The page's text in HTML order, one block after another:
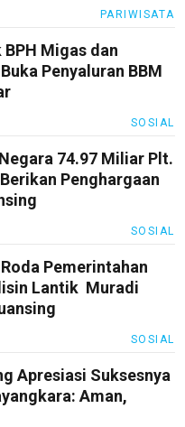
PARIWISATA
Migas dan
Penyaluran BBM
SOSIAL
74.97 Miliar Plt.
Penghargaan
SOSIAL
Pemerintahan
Lantik Muradi
SOSIAL
Apresiasi Suksesnya
Aman,